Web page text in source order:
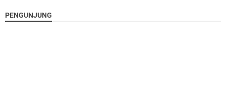
PENGUNJUNG